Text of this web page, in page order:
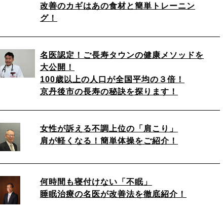
改善のカギはあの食材と簡単トレーニン
グ！
名医認定！ご長寿タウンの健康メソッドを
大公開！
100歳以上の人口が全国平均の３倍！
京丹後市の長寿の秘訣を探ります！
女性が訴える不調上位の「肩こり」
肩が軽くなる！簡単体操をご紹介！
何時間も寝付けない「不眠」
睡眠治療の名医が改善法を徹底紹介！